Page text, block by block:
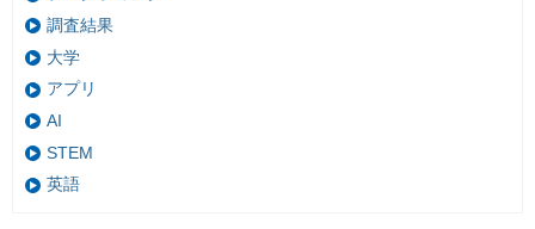
調査結果
大学
アプリ
AI
STEM
英語